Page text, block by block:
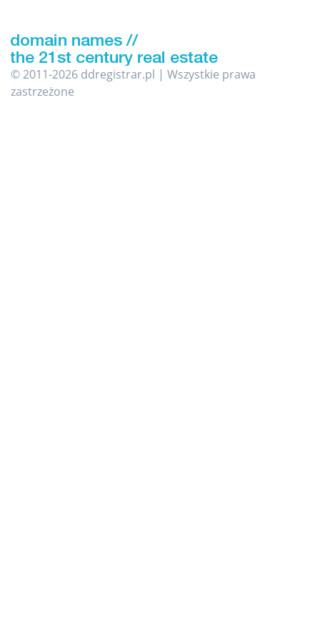
© 2011-2026 ddregistrar.pl | Wszystkie prawa
zastrzeżone